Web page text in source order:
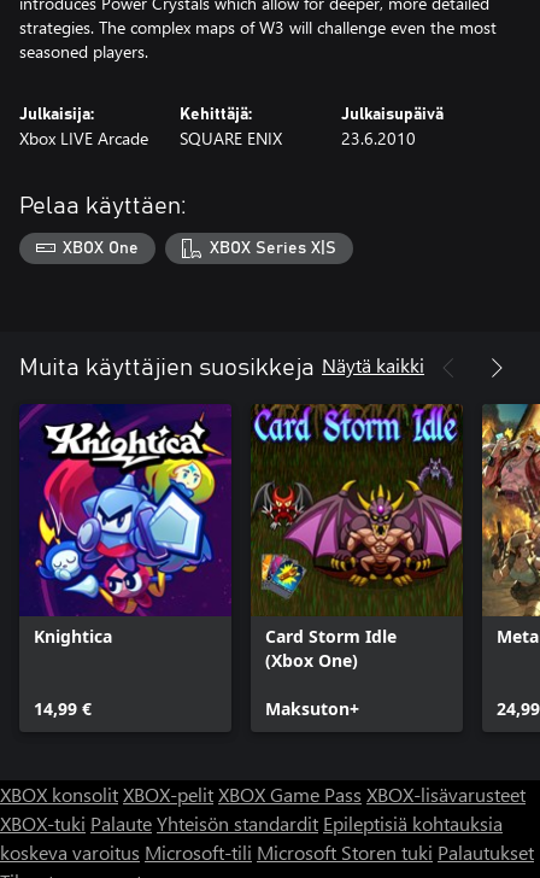
strategies. The complex maps of W3 will challenge even the most
seasoned players.
Julkaisija:
Xbox LIVE Arcade
Kehittäjä:
SQUARE ENIX
Julkaisupäivä
23.6.2010
Pelaa käyttäen:
XBOX One XBOX Series X|S
Muita käyttäjien suosikkeja Näytä kaikki
Knightica
14,99 €
Card Storm Idle
(Xbox One)
Maksuton+
XBOX konsolitXBOX-pelitXBOX Game Pass XBOX-lisävarusteet
XBOX-tuki PalauteYhteisön standardit Epileptisiä kohtauksia
koskeva varoitus Microsoft-tili Microsoft Storen tuki Palautukset